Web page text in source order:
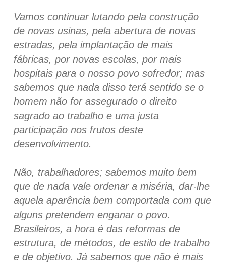
Vamos continuar lutando pela construção
de novas usinas, pela abertura de novas
estradas, pela implantação de mais
fábricas, por novas escolas, por mais
hospitais para o nosso povo sofredor; mas
sabemos que nada disso terá sentido se o
homem não for assegurado o direito
sagrado ao trabalho e uma justa
participação nos frutos deste
desenvolvimento.
Não, trabalhadores; sabemos muito bem
que de nada vale ordenar a miséria, dar-lhe
aquela aparência bem comportada com que
alguns pretendem enganar o povo.
Brasileiros, a hora é das reformas de
estrutura, de métodos, de estilo de trabalho
e de objetivo. Já sabemos que não é mais